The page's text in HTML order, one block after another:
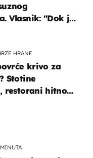
Vlasnik: "Dok je
HRANE
krivo za
Stotine
restorani hitno